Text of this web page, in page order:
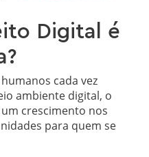
Digital é
cada vez
ambiente digital, o
crescimento nos
para quem se